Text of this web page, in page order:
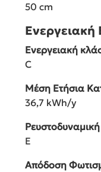
50 cm
Ενεργειακή
Ενεργειακή
C
Μέση Ετήσια
36,7 kWh/y
E
Απόδοση